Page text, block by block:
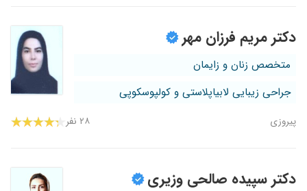
دکتر مریم فرزان مهر
متخصص زنان و زایمان
جراحی زیبایی لابیاپلاستی و کولپوسکوپی
پیروزی ۲۸ نفر
دکتر سپیده صالحی وزیری